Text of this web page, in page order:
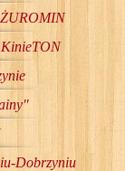
Dobrzyniu